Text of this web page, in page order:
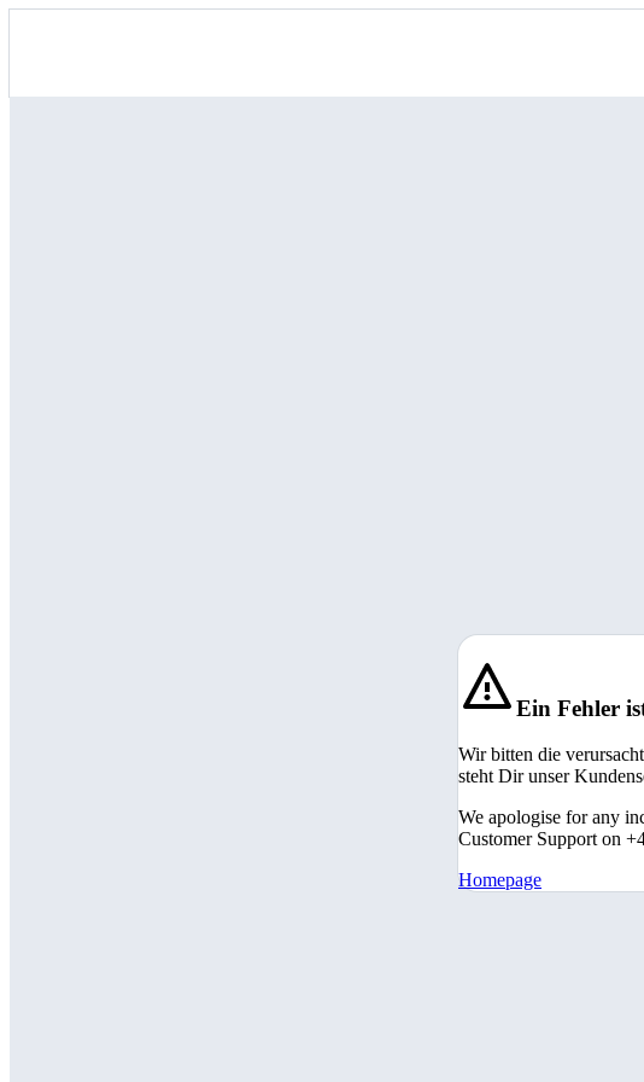
Ein Fehler
Wir bitten die
steht Dir unser
We apologise for any
Customer Support on
Homepage